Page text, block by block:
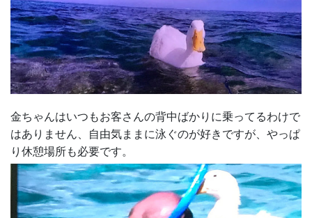
金ちゃんはいつもお客さんの背中ばかりに乗ってるわけで
はありません、自由気ままに泳ぐのが好きですが、やっぱ
り休憩場所も必要です。